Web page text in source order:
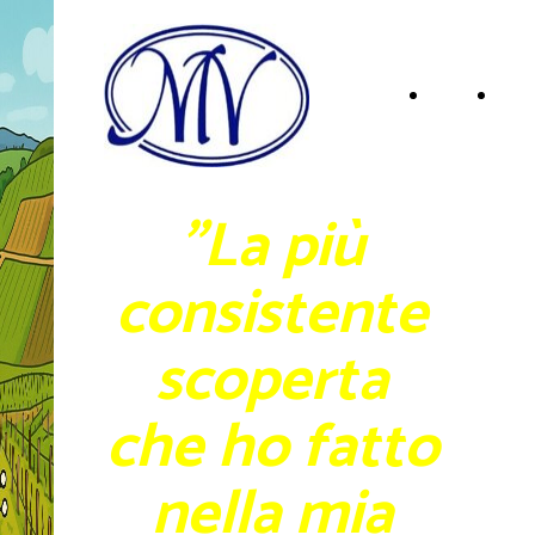
Home
"La più
consistente
scoperta
che ho fatto